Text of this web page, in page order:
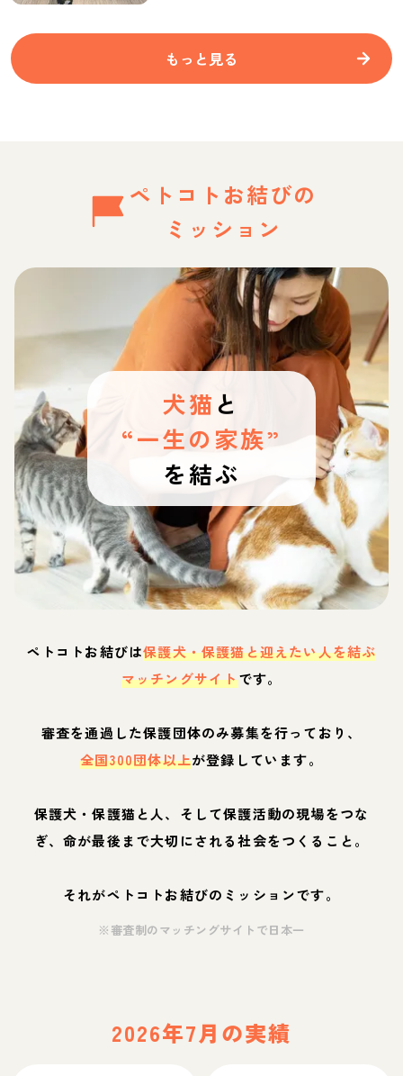
もっと見る
ペトコトお結びの
ミッション
犬猫 と
“一生の家族”
を結ぶ
ペトコトお結びは保護犬・保護猫と迎えたい人を結ぶ
マッチングサイトです。
審査を通過した保護団体のみ募集を行っており、
全国300団体以上が登録しています。
保護犬・保護猫と人、そして保護活動の現場をつな
ぎ、命が最後まで大切にされる社会をつくること。
それがペトコトお結びのミッションです。
※審査制のマッチングサイトで日本一
2026年7月の実績